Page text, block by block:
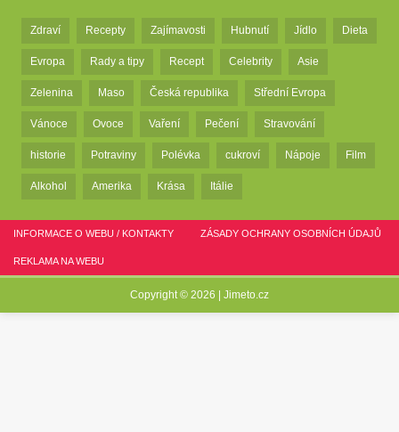
Zdraví Recepty Zajímavosti Hubnutí Jídlo Dieta
Evropa Rady a tipy Recept Celebrity Asie
Zelenina Maso Česká republika Střední Evropa
Vánoce Ovoce Vaření Pečení Stravování
historie Potraviny Polévka cukroví Nápoje Film
Alkohol Amerika Krása Itálie
INFORMACE O WEBU / KONTAKTY ZÁSADY OCHRANY OSOBNÍCH ÚDAJŮ
REKLAMA NA WEBU
Copyright © 2026 | Jimeto.cz